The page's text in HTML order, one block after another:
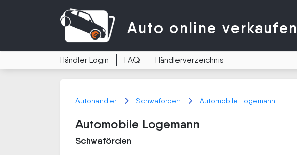
Auto online verkaufen
Händler Login FAQ Händlerverzeichnis
Autohändler Schwaförden Automobile Logemann
Automobile Logemann
Schwaförden